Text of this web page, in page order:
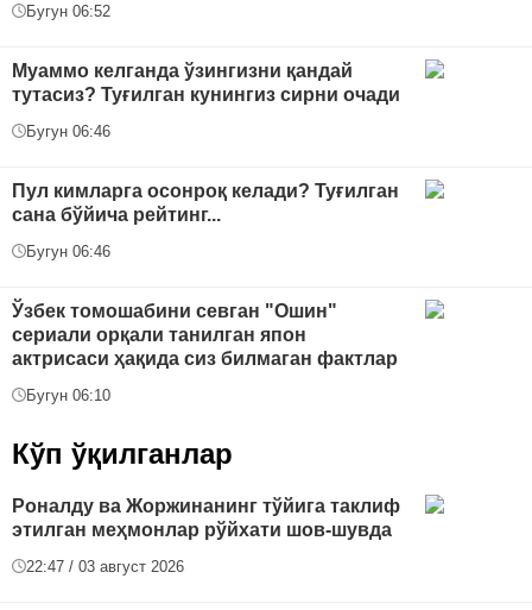
Бугун 06:52
Муаммо келганда ўзингизни қандай
тутасиз? Туғилган кунингиз сирни очади
Бугун 06:46
Пул кимларга осонроқ келади? Туғилган
сана бўйича рейтинг...
Бугун 06:46
Ўзбек томошабини севган "Ошин"
сериали орқали танилган япон
актрисаси ҳақида сиз билмаган фактлар
Бугун 06:10
Кўп ўқилганлар
Роналду ва Жоржинанинг тўйига таклиф
этилган меҳмонлар рўйхати шов-шувда
22:47 / 03 август 2026